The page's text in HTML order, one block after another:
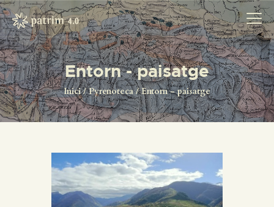
Entorn - paisatge
Inici Pyrenoteca Entorn - paisatge
INICI
PYRENOTECA 4.0
LA XARXA
CONTACTE
PROJECTES